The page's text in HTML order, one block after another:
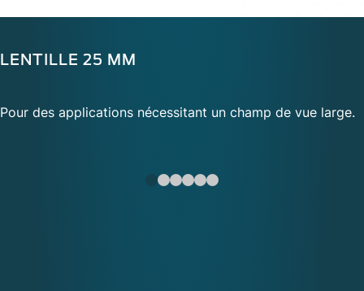
LENTILLE 25 MM
Pour des applications nécessitant un champ de vue large.